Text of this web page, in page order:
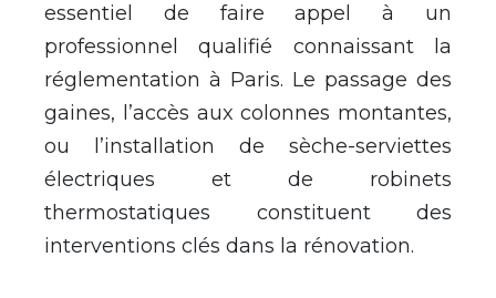
essentiel de faire appel à un
professionnel qualifié connaissant la
réglementation à Paris. Le passage des
gaines, l’accès aux colonnes montantes,
ou l’installation de sèche-serviettes
électriques et de robinets
thermostatiques constituent des
interventions clés dans la rénovation.